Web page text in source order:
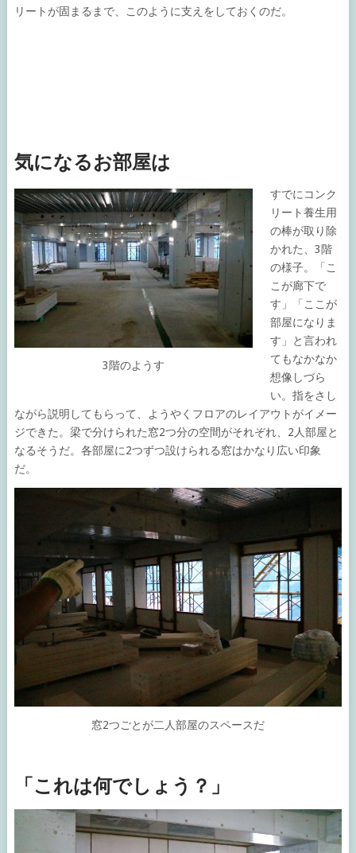
リートが固まるまで、このように支えをしておくのだ。
気になるお部屋は
3階のようす
すでにコンク
リート養生用
の棒が取り除
かれた、3階
の様子。「こ
こが廊下で
す」「ここが
部屋になりま
す」と言われ
てもなかなか
想像しづら
い。指をさし
ながら説明してもらって、ようやくフロアのレイアウトがイメー
ジできた。梁で分けられた窓2つ分の空間がそれぞれ、2人部屋と
なるそうだ。各部屋に2つずつ設けられる窓はかなり広い印象
だ。
窓2つごとが二人部屋のスペースだ
「これは何でしょう？」